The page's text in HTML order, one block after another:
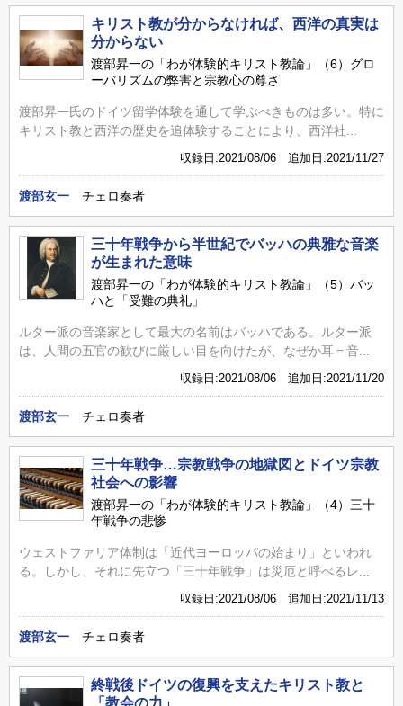
キリスト教が分からなければ、西洋の真実は
分からない
渡部昇一の「わが体験的キリスト教論」（6）グロ
ーバリズムの弊害と宗教心の尊さ
渡部昇一氏のドイツ留学体験を通して学ぶべきものは多い。特に
キリスト教と西洋の歴史を追体験することにより、西洋社...
収録日:2021/08/06 追加日:2021/11/27
渡部玄一 チェロ奏者
三十年戦争から半世紀でバッハの典雅な音楽
が生まれた意味
渡部昇一の「わが体験的キリスト教論」（5）バッ
ハと「受難の典礼」
ルター派の音楽家として最大の名前はバッハである。ルター派
は、人間の五官の歓びに厳しい目を向けたが、なぜか耳＝音...
収録日:2021/08/06 追加日:2021/11/20
渡部玄一 チェロ奏者
三十年戦争…宗教戦争の地獄図とドイツ宗教
社会への影響
渡部昇一の「わが体験的キリスト教論」（4）三十
年戦争の悲惨
ウェストファリア体制は「近代ヨーロッパの始まり」といわれ
る。しかし、それに先立つ「三十年戦争」は災厄と呼べるレ...
収録日:2021/08/06 追加日:2021/11/13
渡部玄一 チェロ奏者
終戦後ドイツの復興を支えたキリスト教と
「教会の力」